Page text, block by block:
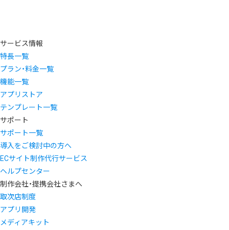
サービス情報
特長一覧
プラン・料金一覧
機能一覧
アプリストア
テンプレート一覧
サポート
サポート一覧
導入をご検討中の方へ
ECサイト制作代行サービス
ヘルプセンター
制作会社・提携会社さまへ
取次店制度
アプリ開発
メディアキット